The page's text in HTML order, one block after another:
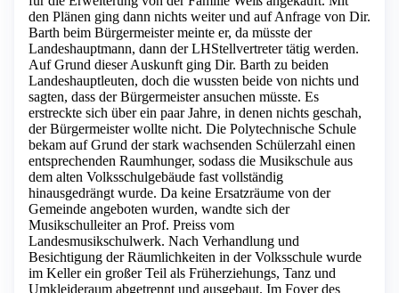
den Plänen ging dann nichts weiter und auf Anfrage von Dir.
Barth beim Bürgermeister meinte er, da müsste der
Landeshauptmann, dann der LHStellvertreter tätig werden.
Auf Grund dieser Auskunft ging Dir. Barth zu beiden
Landeshauptleuten, doch die wussten beide von nichts und
sagten, dass der Bürgermeister ansuchen müsste. Es
erstreckte sich über ein paar Jahre, in denen nichts geschah,
der Bürgermeister wollte nicht. Die Polytechnische Schule
bekam auf Grund der stark wachsenden Schülerzahl einen
entsprechenden Raumhunger, sodass die Musikschule aus
dem alten Volksschulgebäude fast vollständig
hinausgedrängt wurde. Da keine Ersatzräume von der
Gemeinde angeboten wurden, wandte sich der
Musikschulleiter an Prof. Preiss vom
Landesmusikschulwerk. Nach Verhandlung und
Besichtigung der Räumlichkeiten in der Volksschule wurde
im Keller ein großer Teil als Früherziehungs, Tanz und
Umkleideraum abgetrennt und ausgebaut. Im Foyer des